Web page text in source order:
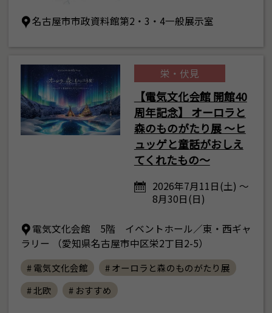
名古屋市市政資料館第2・3・4一般展示室
栄・伏見
【電気文化会館 開館40
周年記念】 オーロラと
森のものがたり展 ～ヒ
ュッゲと童話がおしえ
てくれたもの～
2026年7月11日(土) ～
8月30日(日)
電気文化会館 5階 イベントホール／東・西ギャ
ラリー （愛知県名古屋市中区栄2丁目2-5）
# 電気文化会館
# オーロラと森のものがたり展
# 北欧
# おすすめ